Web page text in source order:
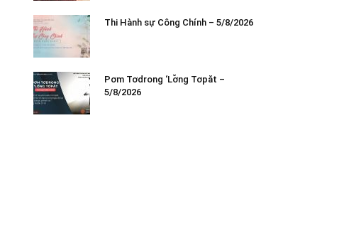
Thi Hành sự Công Chính – 5/8/2026
Pơm Tơdrong ‘Lơ̆ng Tơpăt –
5/8/2026